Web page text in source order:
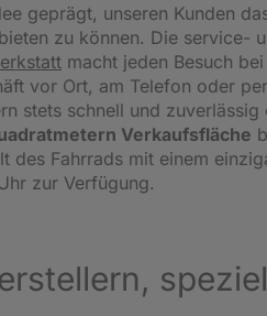
geprägt, unseren Kunden
bieten zu können. Die service-
macht jeden Besuch
vor Ort, am Telefon oder
stets schnell und zuverlässig
Verkaufsfläche
des Fahrrads mit einem
zur Verfügung.